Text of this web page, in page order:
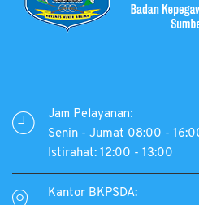
Jam Pelayanan:
Senin - Jumat 08:00 -
Istirahat: 12:00 - 13:00
Kantor BKPSDA: